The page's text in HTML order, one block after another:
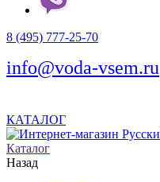
8 (495) 777-25-70
info@voda-vsem.ru
КАТАЛОГ
Каталог
Назад